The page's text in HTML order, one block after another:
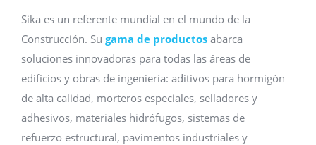
Sika es un referente mundial en el mundo de la
Construcción. Su gama de productos abarca
soluciones innovadoras para todas las áreas de
edificios y obras de ingeniería: aditivos para hormigón
de alta calidad, morteros especiales, selladores y
adhesivos, materiales hidrófugos, sistemas de
refuerzo estructural, pavimentos industriales y